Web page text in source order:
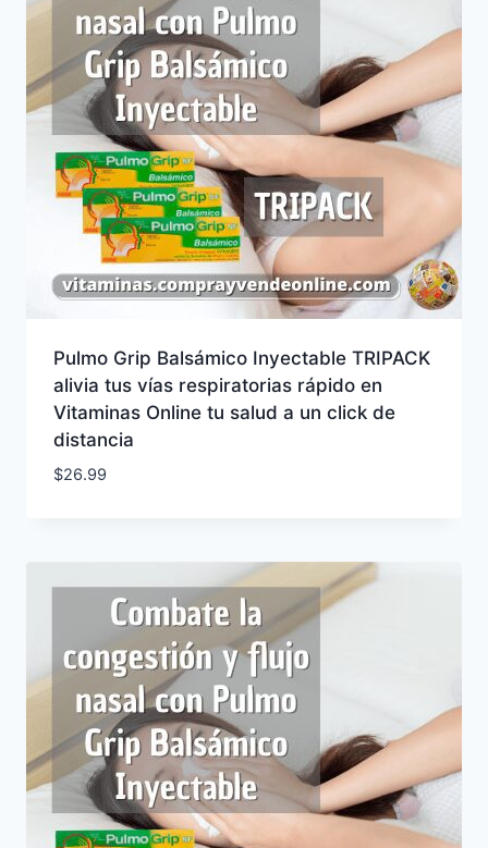
Pulmo Grip Balsámico Inyectable TRIPACK
alivia tus vías respiratorias rápido en
Vitaminas Online tu salud a un click de
distancia
$26.99